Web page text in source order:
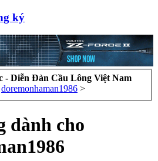
ký
- Diễn Đàn Cầu Lông Việt Nam
doremonhaman1986 >
dành cho